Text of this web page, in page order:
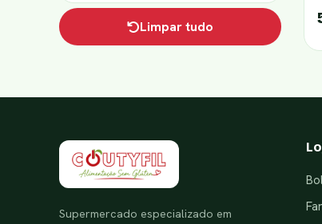
Limpar tudo
Supermercado especializado em